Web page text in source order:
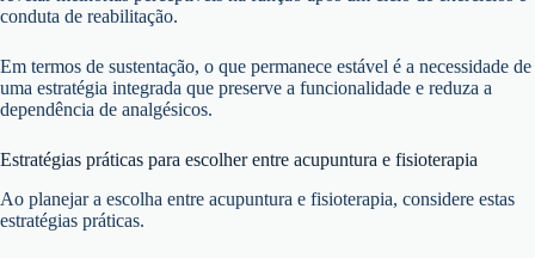
conduta de reabilitação.
Em termos de sustentação, o que permanece estável é a necessidade de
uma estratégia integrada que preserve a funcionalidade e reduza a
dependência de analgésicos.
Estratégias práticas para escolher entre acupuntura e fisioterapia
Ao planejar a escolha entre acupuntura e fisioterapia, considere estas
estratégias práticas.